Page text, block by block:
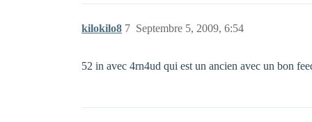
kilokilo8 Septembre 5, 2009, 6:54
7
52 in avec 4rn4ud qui est un ancien avec un bon